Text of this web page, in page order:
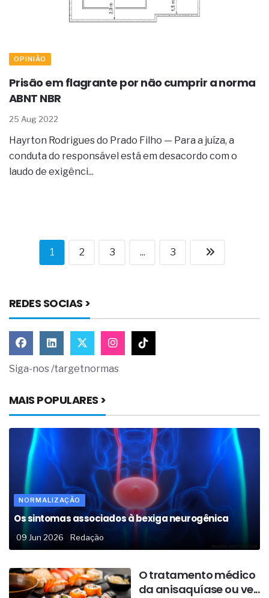
OPINIÃO
Prisão em flagrante por não cumprir a norma
ABNT NBR
25 Aug 2022
Hayrton Rodrigues do Prado Filho — Para a juíza, a
conduta do responsável está em desacordo com o
laudo de exigênci...
1 2 3 ... 3
REDES SOCIAS >
Siga-nos /targetnormas
MAIS POPULARES >
NORMALIZAÇÃO
Os sintomas associados à bexiga neurogênica
09 Jun 2026 Redação
O tratamento médico
da anisaquíase ou ve...